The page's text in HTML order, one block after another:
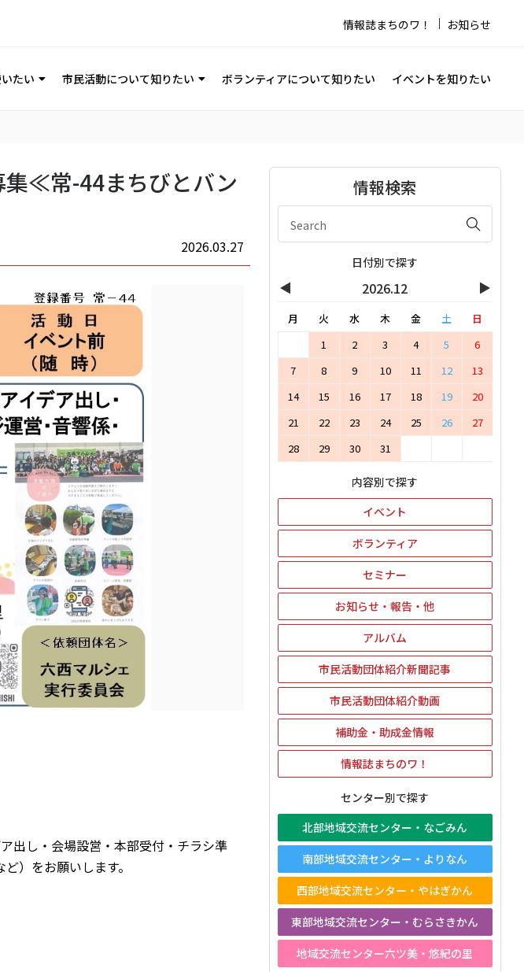
情報誌まちのワ！ お知らせ
たい 市民活動について知りたい ボランティアについて知りたい イベントを知りたい
集≪常-44まちびとバン
2026.03.27
出し・会場設営・本部受付・チラシ準
）をお願いします。
情報検索
日付別で探す
◀ 2026.12 ▶
月 火 水 木 金 土
日
1
2 3 4 5
6
7
8 9 10 11 12
13
14
15 16 17 18 19
20
21
22 23 24 25 26
27
28
29 30 31
内容別で探す
イベント
ボランティア
セミナー
お知らせ・報告・他
アルバム
市民活動団体紹介新聞記事
市民活動団体紹介動画
補助金・助成金情報
情報誌まちのワ！
センター別で探す
北部地域交流センター・なごみん
南部地域交流センター・よりなん
西部地域交流センター・やはぎかん
東部地域交流センター・むらさきかん
地域交流センター六ツ美・悠紀の里